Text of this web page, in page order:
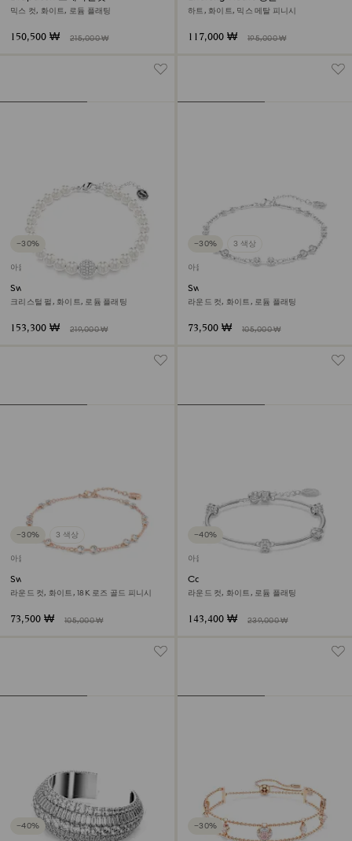
믹스 컷, 화이트, 로듐 플래팅
150,500 ₩ 215,000 ₩
하트, 화이트, 믹스 메탈 피니시
117,000 ₩ 195,000 ₩
−30%
아울렛
Swarovski Remix Collection
Strand
크리스털 펄, 화이트, 로듐 플래팅
153,300 ₩ 219,000 ₩
−30% 3 색상
아울렛
Swarovski Remix Collection
Strand
라운드 컷, 화이트, 로듐 플래팅
73,500 ₩ 105,000 ₩
−30% 3 색상
아울렛
Swarovski Remix Collection
Strand
라운드 컷, 화이트, 18K 로즈 골드 피니시
73,500 ₩ 105,000 ₩
−40%
아울렛
Constella 뱅글
라운드 컷, 화이트, 로듐 플래팅
143,400 ₩ 239,000 ₩
−40% −30%